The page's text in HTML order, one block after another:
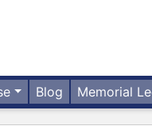
Blog Memorial